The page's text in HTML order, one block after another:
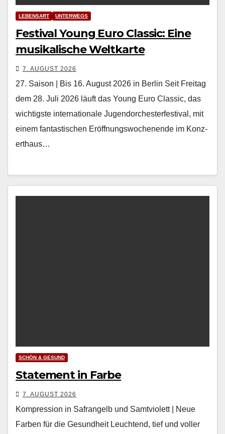
LEBENSART UNTERWEGS
Festival Young Euro Classic: Eine
musikalische Weltkarte
7. AUGUST 2026
27. Saison | Bis 16. August 2026 in Berlin Seit Fre­itag
dem 28. Juli 2026 läuft das Young Euro Clas­sic, das
wichtig­ste inter­na­tionale Ju­gendorchesterfestival, mit
einem fan­tastis­chen Eröff­nungswoch­enende im Konz­
erthaus…
SCHÖN & GESUND
Statement in Farbe
7. AUGUST 2026
Kompression in Safrangelb und Samtviolett | Neue
Farben für die Gesundheit Leuch­t­end, tief und voller